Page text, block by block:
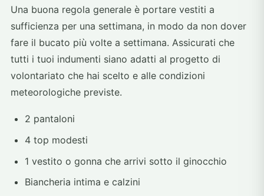
Una buona regola generale è portare vestiti a
sufficienza per una settimana, in modo da non dover
fare il bucato più volte a settimana. Assicurati che
tutti i tuoi indumenti siano adatti al progetto di
volontariato che hai scelto e alle condizioni
meteorologiche previste.
2 pantaloni
4 top modesti
1 vestito o gonna che arrivi sotto il ginocchio
Biancheria intima e calzini